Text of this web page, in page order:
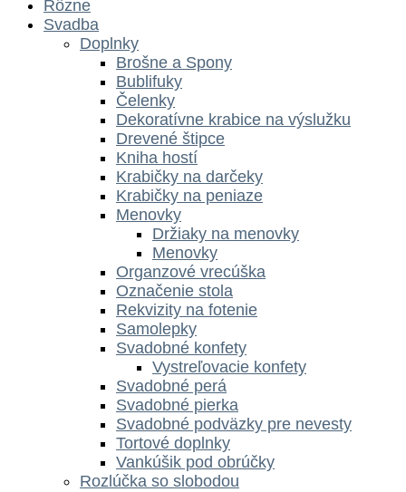
Rôzne
Svadba
Doplnky
Brošne a Spony
Bublifuky
Čelenky
Dekoratívne krabice na výslužku
Drevené štipce
Kniha hostí
Krabičky na darčeky
Krabičky na peniaze
Menovky
Držiaky na menovky
Menovky
Organzové vrecúška
Označenie stola
Rekvizity na fotenie
Samolepky
Svadobné konfety
Vystreľovacie konfety
Svadobné perá
Svadobné pierka
Svadobné podväzky pre nevesty
Tortové doplnky
Vankúšik pod obrúčky
Rozlúčka so slobodou